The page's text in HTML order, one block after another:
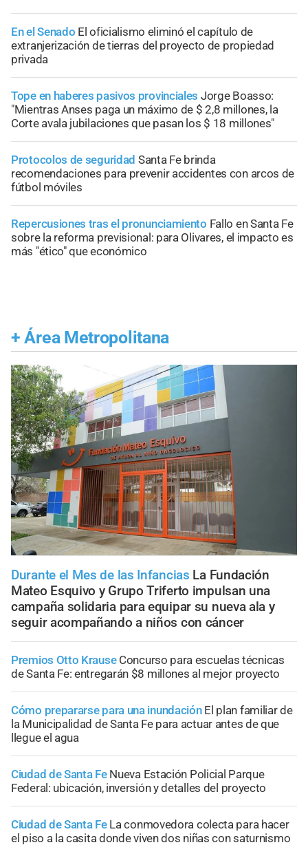
En el Senado El oficialismo eliminó el capítulo de
extranjerización de tierras del proyecto de propiedad
privada
Tope en haberes pasivos provinciales Jorge Boasso:
"Mientras Anses paga un máximo de $ 2,8 millones, la
Corte avala jubilaciones que pasan los $ 18 millones"
Protocolos de seguridad Santa Fe brinda
recomendaciones para prevenir accidentes con arcos de
fútbol móviles
Repercusiones tras el pronunciamiento Fallo en Santa Fe
sobre la reforma previsional: para Olivares, el impacto es
más "ético" que económico
+ Área Metropolitana
Durante el Mes de las Infancias La Fundación
Mateo Esquivo y Grupo Triferto impulsan una
campaña solidaria para equipar su nueva ala y
seguir acompañando a niños con cáncer
Premios Otto Krause Concurso para escuelas técnicas
de Santa Fe: entregarán $8 millones al mejor proyecto
Cómo prepararse para una inundación El plan familiar de
la Municipalidad de Santa Fe para actuar antes de que
llegue el agua
Ciudad de Santa Fe Nueva Estación Policial Parque
Federal: ubicación, inversión y detalles del proyecto
Ciudad de Santa Fe La conmovedora colecta para hacer
el piso a la casita donde viven dos niñas con saturnismo